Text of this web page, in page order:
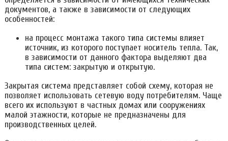
документов, а также в зависимости от следующих
особенностей:
на процесс монтажа такого типа системы влияет
источник, из которого поступает носитель тепла. Так,
в зависимости от данного фактора выделяют два
типа систем: закрытую и открытую.
Закрытая система представляет собой схему, которая не
позволяет использовать сетевую воду потребителям. Чаще
всего их используют в частных домах или сооружениях
малой этажности, которые не предназначены для
производственных целей.